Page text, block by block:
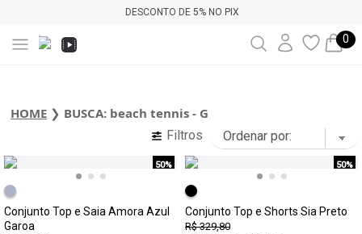
DESCONTO DE 5% NO PIX
0
HOME ❯ BUSCA: beach tennis - G
Filtros
50%
Conjunto Top e Saia Amora Azul
Garoa
50%
Conjunto Top e Shorts Sia Preto
R$ 329,80